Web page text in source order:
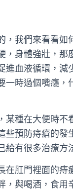
，我們來看看如
，身體強壯，那
血液循環，減
時過個嘴癮，
種在大便時不
預防痔瘡的發
給有很多治療方
肛門裡面的痔
，與喝酒，食用